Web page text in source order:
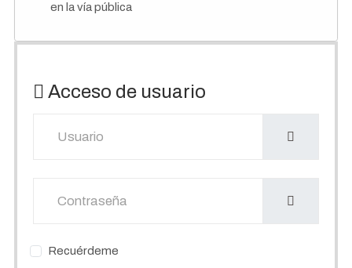
en la vía pública
Acceso de usuario
Recuérdeme